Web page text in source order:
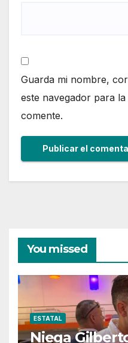
Guarda mi nombre,
este navegador para
comente.
You missed
ESTATAL
Niega